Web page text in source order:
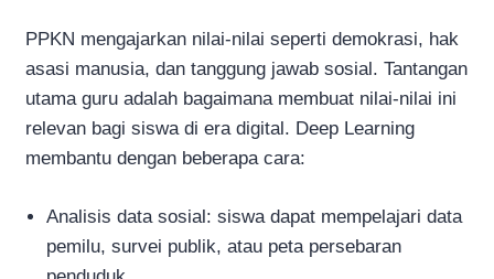
PPKN mengajarkan nilai-nilai seperti demokrasi, hak
asasi manusia, dan tanggung jawab sosial. Tantangan
utama guru adalah bagaimana membuat nilai-nilai ini
relevan bagi siswa di era digital. Deep Learning
membantu dengan beberapa cara:
Analisis data sosial: siswa dapat mempelajari data
pemilu, survei publik, atau peta persebaran